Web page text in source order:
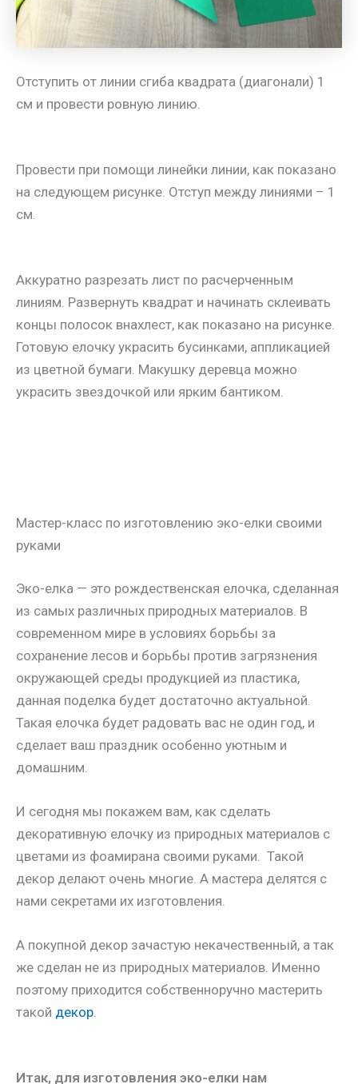
Отступить от линии сгиба квадрата (диагонали) 1
см и провести ровную линию.
Провести при помощи линейки линии, как показано
на следующем рисунке. Отступ между линиями – 1
см.
Аккуратно разрезать лист по расчерченным
линиям. Развернуть квадрат и начинать склеивать
концы полосок внахлест, как показано на рисунке.
Готовую елочку украсить бусинками, аппликацией
из цветной бумаги. Макушку деревца можно
украсить звездочкой или ярким бантиком.
Мастер-класс по изготовлению эко-елки своими
руками
Эко-елка — это рождественская елочка, сделанная
из самых различных природных материалов. В
современном мире в условиях борьбы за
сохранение лесов и борьбы против загрязнения
окружающей среды продукцией из пластика,
данная поделка будет достаточно актуальной.
Такая елочка будет радовать вас не один год, и
сделает ваш праздник особенно уютным и
домашним.
И сегодня мы покажем вам, как сделать
декоративную елочку из природных материалов с
цветами из фоамирана своими руками. Такой
декор делают очень многие. А мастера делятся с
нами секретами их изготовления.
А покупной декор зачастую некачественный, а так
же сделан не из природных материалов. Именно
поэтому приходится собственноручно мастерить
такой декор.
Итак, для изготовления эко-елки нам